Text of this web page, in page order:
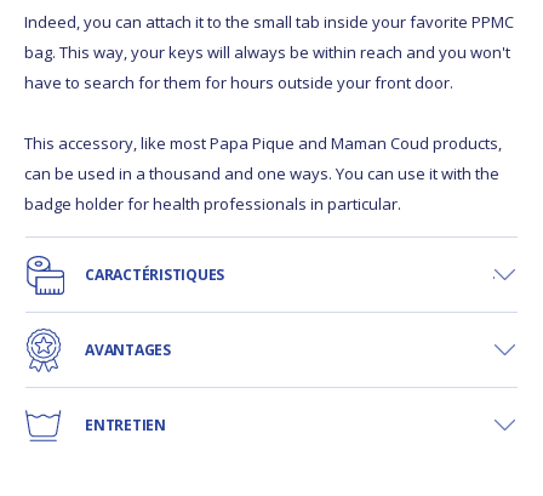
Indeed, you can attach it to the small tab inside your favorite PPMC
bag. This way, your keys will always be within reach and you won't
have to search for them for hours outside your front door.
This accessory, like most Papa Pique and Maman Coud products,
can be used in a thousand and one ways. You can use it with the
badge holder for health professionals in particular.
CARACTÉRISTIQUES
AVANTAGES
ENTRETIEN